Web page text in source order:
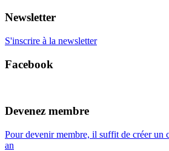
Newsletter
S'inscrire à la newsletter
Facebook
Devenez membre
Pour devenir membre, il suffit de créer un
an